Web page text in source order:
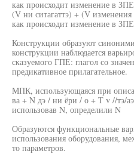
как происходит изменение в
(V ни ситагаттэ) + (V
как происходит изменение в
Конструкции образуют
конструкции наблюдается
сказуемого ГПЕ: глагол со
предикативное прилагательное.
МПК, использующаяся при
ва + N дэ / ни ёри / о + Т v //тэ/
использовав N, определили N
Образуются функциональные
использования оборудования,
то параметров.